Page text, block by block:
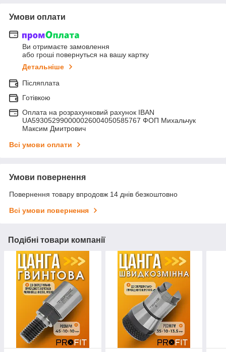
Умови оплати
Ви отримаєте замовлення
або гроші повернуться на вашу картку
Детальніше
Післяплата
Готівкою
Оплата на розрахунковий рахунок IBAN
UA593052990000026004050585767 ФОП Михальчук
Максим Дмитрович
Всі умови оплати
Умови повернення
Повернення товару впродовж 14 днів безкоштовно
Всі умови повернення
Подібні товари компанії